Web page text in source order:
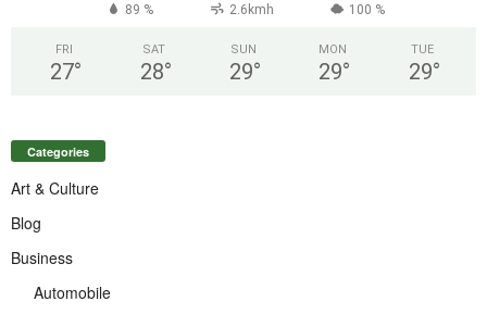
89 % 2.6kmh 100 %
FRI
27°
SAT
28°
SUN
29°
MON
29°
TUE
29°
Categories
Art & Culture
Blog
Business
Automobile